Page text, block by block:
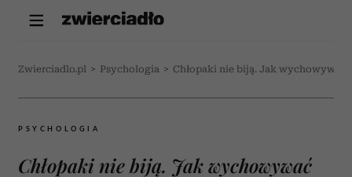
Zwierciadlo.pl > Psychologia > Chłopaki nie biją. Jak wychowywać
PSYCHOLOGIA
Chłopaki nie biją. Jak wychowywać